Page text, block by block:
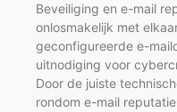
Beveiliging en e-mail
onlosmakelijk met
geconfigureerde e-
uitnodiging voor
Door de juiste
rondom e-mail